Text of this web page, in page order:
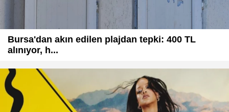
Bursa'dan akın edilen plajdan tepki: 400 TL
alınıyor, h...